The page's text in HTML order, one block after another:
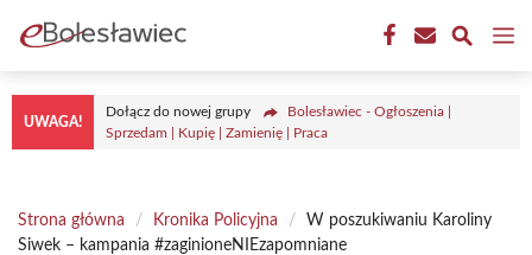
treści
UWAGA!
Dołącz do nowej grupy
Bolesławiec - Ogłoszenia |
Sprzedam | Kupię | Zamienię | Praca
Strona główna / Kronika Policyjna /
W poszukiwaniu Karoliny
Siwek – kampania #zaginioneNIEzapomniane